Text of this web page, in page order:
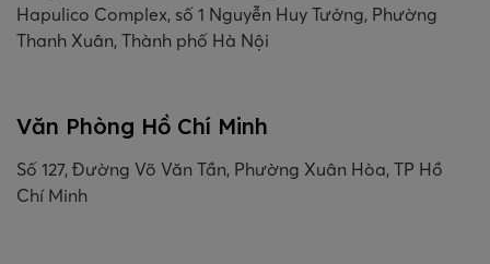
Hapulico Complex, số 1 Nguyễn Huy Tưởng, Phường
Thanh Xuân, Thành phố Hà Nội
Văn Phòng Hồ Chí Minh
Số 127, Đường Võ Văn Tần, Phường Xuân Hòa, TP Hồ
Chí Minh